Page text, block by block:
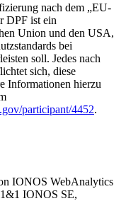
nach dem „EU-
DPF ist ein
Union und den USA,
bei
soll. Jedes nach
sich, diese
Informationen hierzu
participant/4452.
IONOS WebAnalytics
IONOS SE,